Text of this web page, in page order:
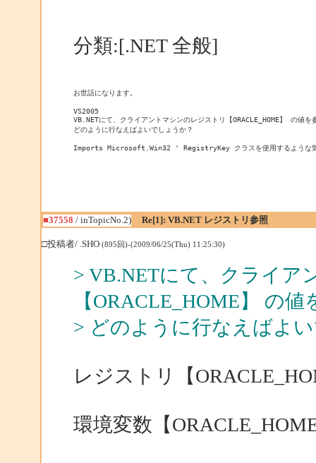
分類:[.NET 全般]
お世話になります。
VS2005
VB.NETにて、クライアントマシンのレジストリ【ORACLE_HOME】 の値を
どのように行なえばよいでしょうか？
Imports Microsoft.Win32 ' RegistryKey クラスを使用するような気
■37558 / inTopicNo.2) Re[1]: VB.NET レジストリ参照
□投稿者/ .SHO (895回)-(2009/06/25(Thu) 11:25:30)
> VB.NETにて、クライア
【ORACLE_HOME】 の
> どのように行なえばよ
レジストリ【
環境変数【